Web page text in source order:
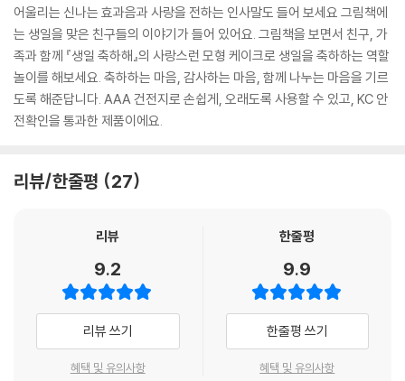
어울리는 신나는 효과음과 사랑을 전하는 인사말도 들어 보세요 그림책에
는 생일을 맞은 친구들의 이야기가 들어 있어요. 그림책을 보면서 친구, 가
족과 함께 『생일 축하해』의 사랑스런 모형 케이크로 생일을 축하하는 역할
놀이를 해보세요. 축하하는 마음, 감사하는 마음, 함께 나누는 마음을 기르
도록 해준답니다. AAA 건전지로 손쉽게, 오래도록 사용할 수 있고, KC 안
전확인을 통과한 제품이에요.
리뷰/한줄평 27
리뷰
9.2
리뷰 쓰기
혜택 및 유의사항
한줄평
9.9
한줄평 쓰기
혜택 및 유의사항